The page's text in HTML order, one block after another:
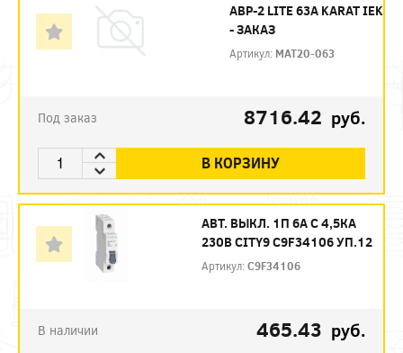
АВР-2 LITE 63А KARAT IEK
- ЗАКАЗ
Артикул: MAT20-063
Под заказ 8716.42 руб.
В КОРЗИНУ
АВТ. ВЫКЛ. 1П 6А С 4,5КА
230В CITY9 C9F34106 УП.12
Артикул:C9F34106
В наличии 465.43 руб.